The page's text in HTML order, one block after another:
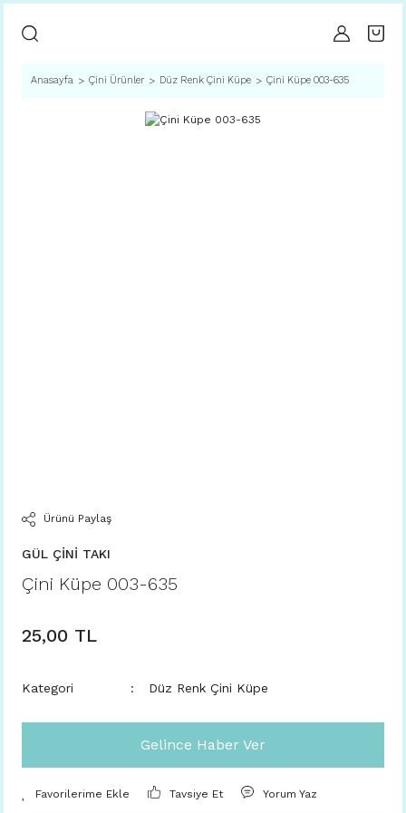
Anasayfa Çini Ürünler Düz Renk Çini Küpe Çini Küpe 003-635
Ürünü Paylaş
GÜL ÇİNİ TAKI
Çini Küpe 003-635
25,00 TL
Kategori Düz Renk Çini Küpe
Gelince Haber Ver
Tavsiye Et Yorum Yaz